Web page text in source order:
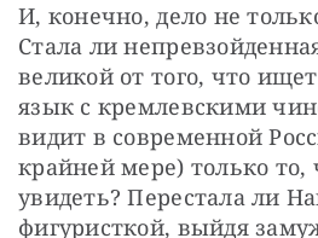
И, конечно, дело не
Стала ли
великой от того, что
язык с кремлевскими
видит в современной
крайней мере) только то,
увидеть? Перестала ли
фигуристкой, выйдя